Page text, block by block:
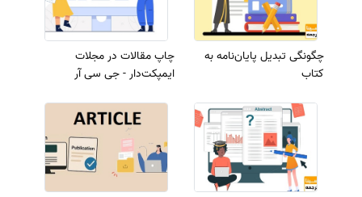
چگونگی تبدیل پایان‌نامه به
کتاب
چاپ مقالات در مجلات
ایمپکت‌دار - جی سی آر